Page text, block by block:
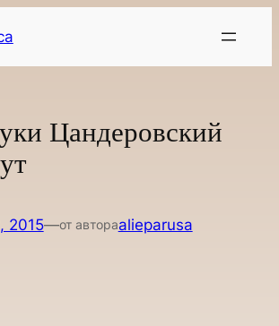
Цандеровский
2015—от автораalieparusa